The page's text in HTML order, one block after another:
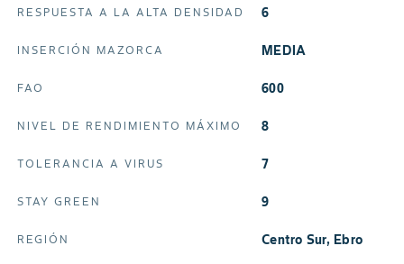
RESPUESTA A LA ALTA DENSIDAD 6
INSERCIÓN MAZORCA MEDIA
FAO 600
NIVEL DE RENDIMIENTO MÁXIMO 8
TOLERANCIA A VIRUS 7
STAY GREEN 9
REGIÓN Centro Sur, Ebro